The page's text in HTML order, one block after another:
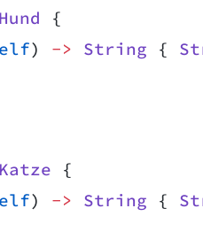
{
) -> String {
{
) -> String {